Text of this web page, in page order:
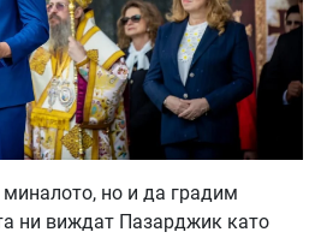
но и да градим
ни виждат Пазарджик като